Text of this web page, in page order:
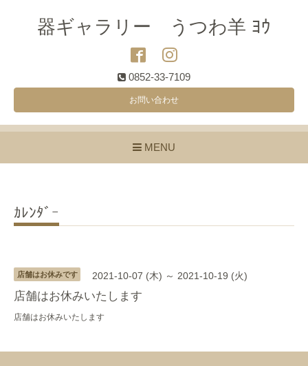
器ギャラリー うつわ羊 ﾖｳ
0852-33-7109
お問い合わせ
MENU
ｶﾚﾝﾀﾞｰ
店舗はお休みです 2021-10-07 (木) ～ 2021-10-19 (火)
店舗はお休みいたします
店舗はお休みいたします